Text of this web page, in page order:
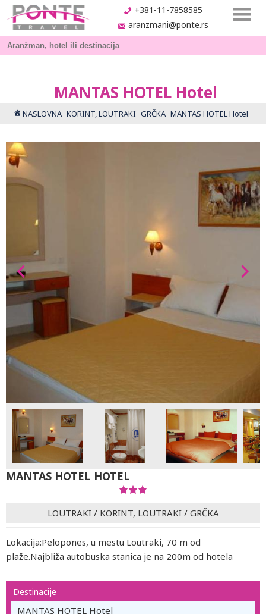
+381-11-7858585
aranzmani@ponte.rs
MANTAS HOTEL Hotel
NASLOVNA KORINT, LOUTRAKI GRČKA MANTAS HOTEL Hotel
MANTAS HOTEL HOTEL
LOUTRAKI/ KORINT, LOUTRAKI/ GRČKA
Lokacija:Pelopones, u mestu Loutraki, 70 m od
plaže.Najbliža autobuska stanica je na 200m od hotela
Destinacije
MANTAS HOTEL Hotel